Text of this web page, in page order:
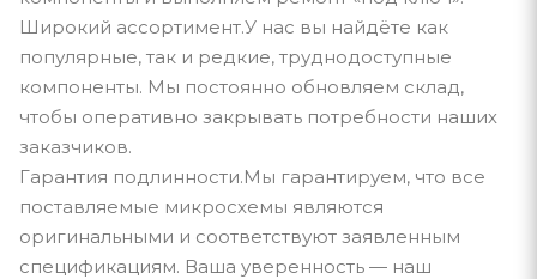
Широкий ассортимент.У нас вы найдёте как
популярные, так и редкие, труднодоступные
компоненты. Мы постоянно обновляем склад,
чтобы оперативно закрывать потребности наших
заказчиков.
Гарантия подлинности.Мы гарантируем, что все
поставляемые микросхемы являются
оригинальными и соответствуют заявленным
спецификациям. Ваша уверенность — наш